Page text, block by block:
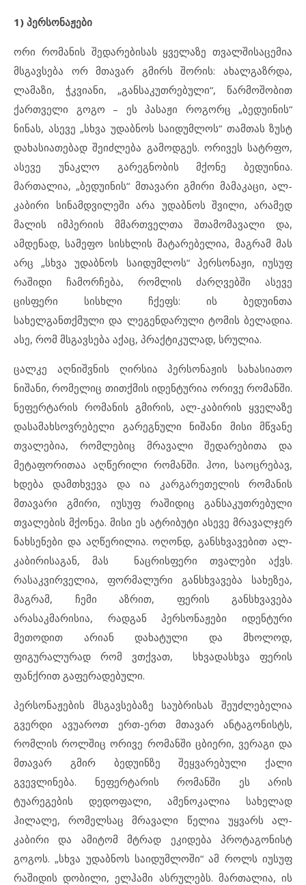
1) პერსონაჟები
ორი რომანის შედარებისას ყველაზე თვალშისაცემია
მსგავსება ორ მთავარ გმირს შორის: ახალგაზრდა,
ლამაზი, ჭკვიანი, „განსაკუთრებული“, წარმოშობით
ქართველი გოგო – ეს პასაჟი როგორც „ბედუინის“
ნინას, ასევე „სხვა უდაბნოს საიდუმლოს“ თამთას ზუსტ
დახასიათებად შეიძლება გამოდგეს. ორივეს სატრფო,
ასევე უნაკლო გარეგნობის მქონე ბედუინია.
მართალია, „ბედუინის“ მთავარი გმირი მამაკაცი, ალ-
კაბირი სინამდვილეში არა უდაბნოს შვილი, არამედ
მალის იმპერიის მმართველთა შთამომავალი და,
ამდენად, სამეფო სისხლის მატარებელია, მაგრამ მას
არც „სხვა უდაბნოს საიდუმლოს“ პერსონაჟი, იუსუფ
რაშიდი ჩამორჩება, რომლის ძარღვებში ასევე
ცისფერი სისხლი ჩქეფს: ის ბედუინთა
სახელგანთქმული და ლეგენდარული ტომის ბელადია.
ასე, რომ მსგავსება აქაც, პრაქტიკულად, სრულია.
ცალკე აღნიშვნის ღირსია პერსონაჟის სახასიათო
ნიშანი, რომელიც თითქმის იდენტურია ორივე რომანში.
ნეფერტარის რომანის გმირის, ალ-კაბირის ყველაზე
დასამახსოვრებელი გარეგნული ნიშანი მისი მწვანე
თვალებია, რომლებიც მრავალი შედარებითა და
მეტაფორითაა აღწერილი რომანში. ჰოი, საოცრებავ,
ხდება დამთხვევა და ია კარგარეთელის რომანის
მთავარი გმირი, იუსუფ რაშიდიც განსაკუთრებული
თვალების მქონეა. მისი ეს ატრიბუტი ასევე მრავალჯერ
ნახსენები და აღწერილია. ოღონდ, განსხვავებით ალ-
კაბირისაგან, მას ნაცრისფერი თვალები აქვს.
რასაკვირველია, ფორმალური განსხვავება სახეზეა,
მაგრამ, ჩემი აზრით, ფერის განსხვავება
არასაკმარისია, რადგან პერსონაჟები იდენტური
მეთოდით არიან დახატული და მხოლოდ,
ფიგურალურად რომ ვთქვათ, სხვადასხვა ფერის
ფანქრით გაფერადებული.
პერსონაჟების მსგავსებაზე საუბრისას შეუძლებელია
გვერდი ავუაროთ ერთ-ერთ მთავარ ანტაგონისტს,
რომლის როლშიც ორივე რომანში ცბიერი, ვერაგი და
მთავარ გმირ ბედუინზე შეყვარებული ქალი
გვევლინება. ნეფერტარის რომანში ეს არის
ტუარეგების დედოფალი, ამენოკალია სახელად
ჰილალე, რომელსაც მრავალი წელია უყვარს ალ-
კაბირი და ამიტომ მტრად ეკიდება პროტაგონისტ
გოგოს. „სხვა უდაბნოს საიდუმლოში“ ამ როლს იუსუფ
რაშიდის დობილი, ელჰამი ასრულებს. მართალია, ის